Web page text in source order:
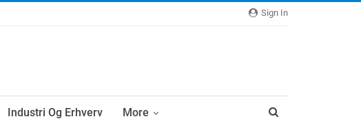
Sign In
Industri Og Erhverv More